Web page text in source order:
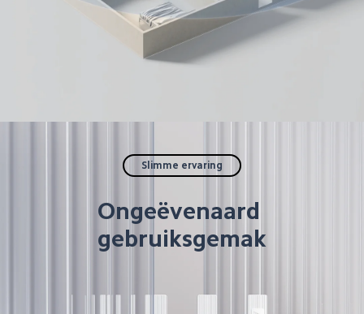
Slimme ervaring
Ongeëvenaard
gebruiksgemak